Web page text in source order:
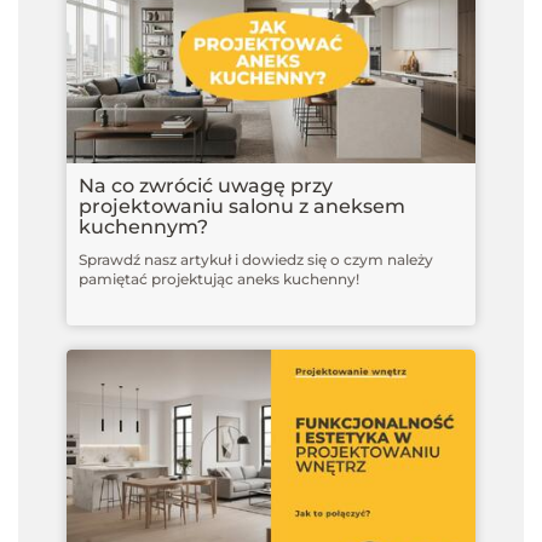
Na co zwrócić uwagę przy
projektowaniu salonu z aneksem
kuchennym?
Sprawdź nasz artykuł i dowiedz się o czym należy
pamiętać projektując aneks kuchenny!